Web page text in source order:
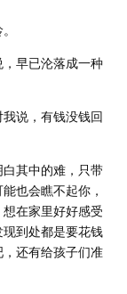
早已沦落成一种
说，有钱没钱回
其中的难，只带
也会瞧不起你，
在家里好好感受
到处都是要花钱
还有给孩子们准